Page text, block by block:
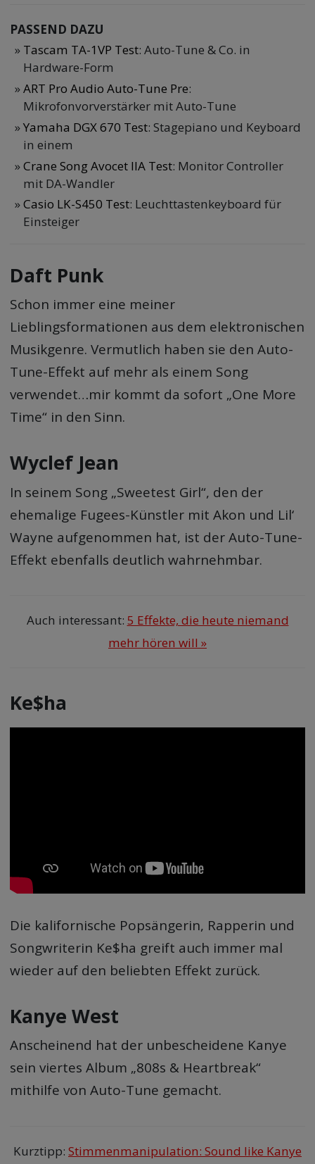
PASSEND DAZU
Tascam TA-1VP Test: Auto-Tune & Co. in
Hardware-Form
ART Pro Audio Auto-Tune Pre:
Mikrofonvorverstärker mit Auto-Tune
Yamaha DGX 670 Test: Stagepiano und Keyboard
in einem
Crane Song Avocet IIA Test: Monitor Controller
mit DA-Wandler
Casio LK-S450 Test: Leuchttastenkeyboard für
Einsteiger
Daft Punk
Schon immer eine meiner
Lieblingsformationen aus dem elektronischen
Musikgenre. Vermutlich haben sie den Auto-
Tune-Effekt auf mehr als einem Song
verwendet…mir kommt da sofort „One More
Time“ in den Sinn.
Wyclef Jean
In seinem Song „Sweetest Girl“, den der
ehemalige Fugees-Künstler mit Akon und Lil‘
Wayne aufgenommen hat, ist der Auto-Tune-
Effekt ebenfalls deutlich wahrnehmbar.
Auch interessant: 5 Effekte, die heute niemand
mehr hören will »
Ke$ha
Die kalifornische Popsängerin, Rapperin und
Songwriterin Ke$ha greift auch immer mal
wieder auf den beliebten Effekt zurück.
Kanye West
Anscheinend hat der unbescheidene Kanye
sein viertes Album „808s & Heartbreak“
mithilfe von Auto-Tune gemacht.
Kurztipp: Stimmenmanipulation: Sound like Kanye